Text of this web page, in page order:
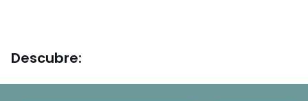
Descubre: